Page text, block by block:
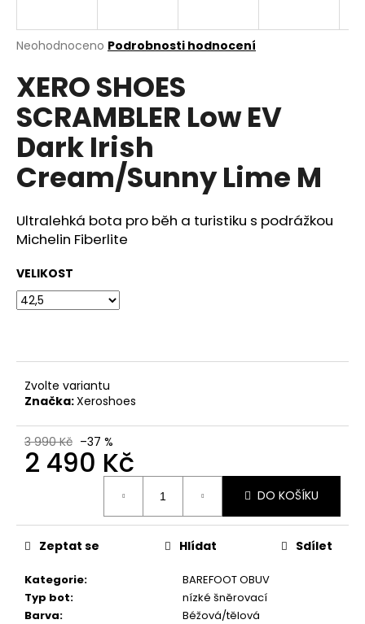
Průměrné
produktu
je
0,0
z
5
hvězdiček.
Neohodnoceno Podrobnosti hodnocení
XERO SHOES
SCRAMBLER Low EV
Dark Irish
Cream/Sunny Lime M
Ultralehká bota pro běh a turistiku s podrážkou
Michelin Fiberlite
VELIKOST
Zvolte variantu
Značka:Xeroshoes
3 990 Kč –37 %
2 490 Kč
DO KOŠÍKU
Kategorie:
BAREFOOT OBUV
Typ bot:
nízké šněrovací
Barva:
Béžová/tělová
Zeptat se Hlídat Sdílet
j
t
?
HLEDAT
o
p
o
č
u
e
m
S
PAMĚŤOVOU
PĚNOU
89
Kč